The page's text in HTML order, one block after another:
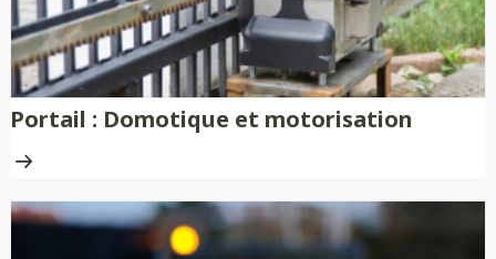
Portail : Domotique et motorisation